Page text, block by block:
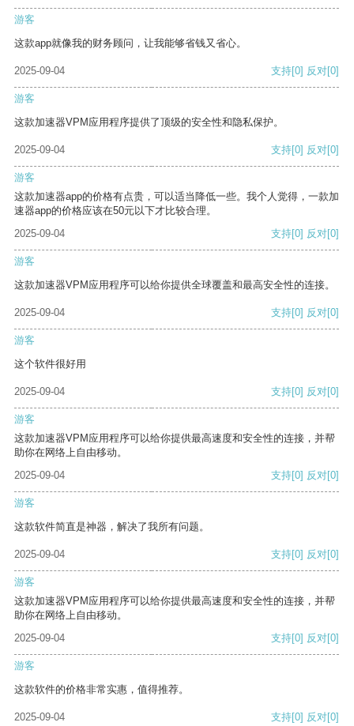
游客
这款app就像我的财务顾问，让我能够省钱又省心。
2025-09-04 支持[0] 反对[0]
游客
这款加速器VPM应用程序提供了顶级的安全性和隐私保护。
2025-09-04 支持[0] 反对[0]
游客
这款加速器app的价格有点贵，可以适当降低一些。我个人觉得，一款加
速器app的价格应该在50元以下才比较合理。
2025-09-04
支持[0] 反对[0]
游客
这款加速器VPM应用程序可以给你提供全球覆盖和最高安全性的连接。
2025-09-04 支持[0] 反对[0]
游客
这个软件很好用
2025-09-04 支持[0] 反对[0]
游客
这款加速器VPM应用程序可以给你提供最高速度和安全性的连接，并帮
助你在网络上自由移动。
2025-09-04
支持[0] 反对[0]
游客
这款软件简直是神器，解决了我所有问题。
2025-09-04 支持[0] 反对[0]
游客
这款加速器VPM应用程序可以给你提供最高速度和安全性的连接，并帮
助你在网络上自由移动。
2025-09-04
支持[0] 反对[0]
游客
这款软件的价格非常实惠，值得推荐。
2025-09-04 支持[0] 反对[0]